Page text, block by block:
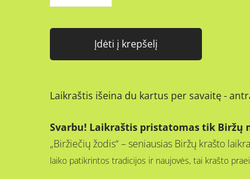
Įdėti į krepšelį
Laikraštis išeina du kartus per savaitę -
Svarbu! Laikraštis pristatomas tik Biržų
„Biržiečių žodis“ – seniausias Biržų krašto
laiko patikrintos tradicijos ir naujovės, tai krašto